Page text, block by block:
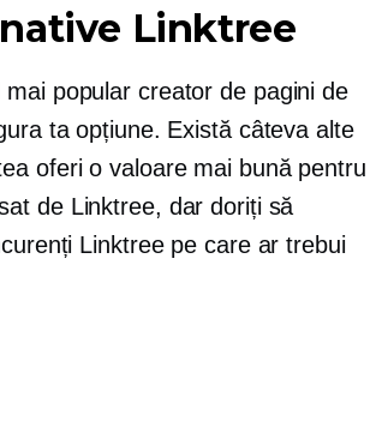
Linktree
popular creator de pagini de
ta opțiune. Există câteva alte
oferi o valoare mai bună pentru
de Linktree, dar doriți să
Linktree pe care ar trebui